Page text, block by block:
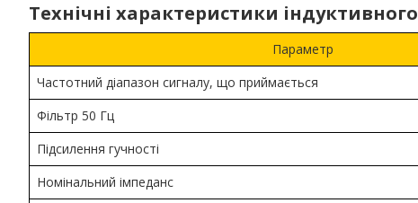
Технічні характеристики
Параметр
Частотний діапазон сигналу, що приймається
Фільтр 50 Гц
Підсилення гучності
Номінальний імпеданс